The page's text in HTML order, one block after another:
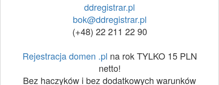
ddregistrar.pl
bok@ddregistrar.pl
(+48) 22 211 22 90
Rejestracja domen .pl na rok TYLKO 15 PLN
netto!
Bez haczyków i bez dodatkowych warunków